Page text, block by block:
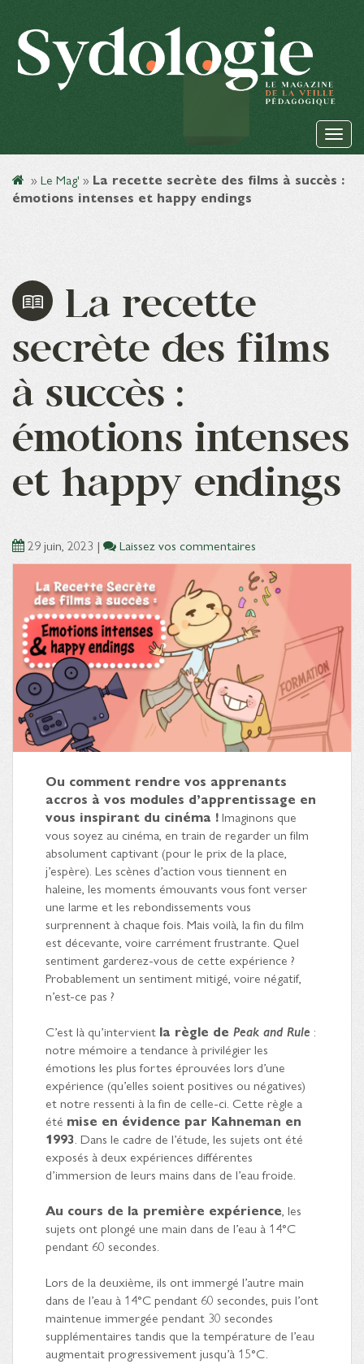
» Le Mag' » La recette secrète des films à succès :
émotions intenses et happy endings
La recette
secrète des films
à succès :
émotions intenses
et happy endings
29 juin, 2023 | Laissez vos commentaires
Ou comment rendre vos apprenants
accros à vos modules d’apprentissage en
vous inspirant du cinéma !Imaginons que
vous soyez au cinéma, en train de regarder un film
absolument captivant (pour le prix de la place,
j’espère). Les scènes d’action vous tiennent en
haleine, les moments émouvants vous font verser
une larme et les rebondissements vous
surprennent à chaque fois. Mais voilà, la fin du film
est décevante, voire carrément frustrante. Quel
sentiment garderez-vous de cette expérience ?
Probablement un sentiment mitigé, voire négatif,
n’est-ce pas ?
C’est là qu’intervient la règle de Peak and Rule :
notre mémoire a tendance à privilégier les
émotions les plus fortes éprouvées lors d’une
expérience (qu’elles soient positives ou négatives)
et notre ressenti à la fin de celle-ci. Cette règle a
été mise en évidence par Kahneman en
1993. Dans le cadre de l’étude, les sujets ont été
exposés à deux expériences différentes
d’immersion de leurs mains dans de l’eau froide.
Au cours de la première expérience, les
sujets ont plongé une main dans de l’eau à 14°C
pendant 60 secondes.
Lors de la deuxième, ils ont immergé l’autre main
dans de l’eau à 14°C pendant 60 secondes, puis l’ont
maintenue immergée pendant 30 secondes
supplémentaires tandis que la température de l’eau
augmentait progressivement jusqu’à 15°C.